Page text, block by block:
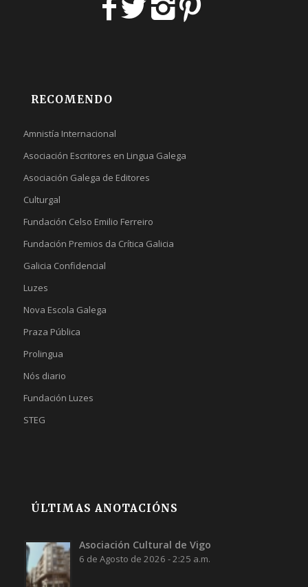
RECOMENDO
Amnistía Internacional
Asociación Escritores en Lingua Galega
Asociación Galega de Editores
Culturgal
Fundación Celso Emilio Ferreiro
Fundación Premios da Crítica Galicia
Galicia Confidencial
Luzes
Nova Escola Galega
Praza Pública
Prolingua
Nós diario
Fundación Luzes
STEG
ÚLTIMAS ANOTACIÓNS
Asociación Cultural de Vigo
6 de Agosto de 2026 - 2:25 a.m.